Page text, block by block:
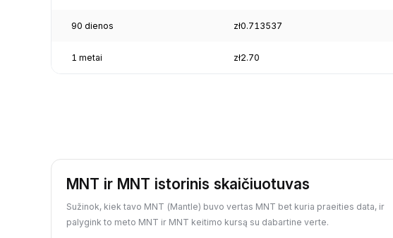
90 dienos zł0.713537
1 metai zł2.70
MNT ir MNT istorinis skaičiuotuvas
Sužinok, kiek tavo MNT (Mantle) buvo vertas MNT bet kuria praeities data, ir
palygink to meto MNT ir MNT keitimo kursą su dabartine verte.